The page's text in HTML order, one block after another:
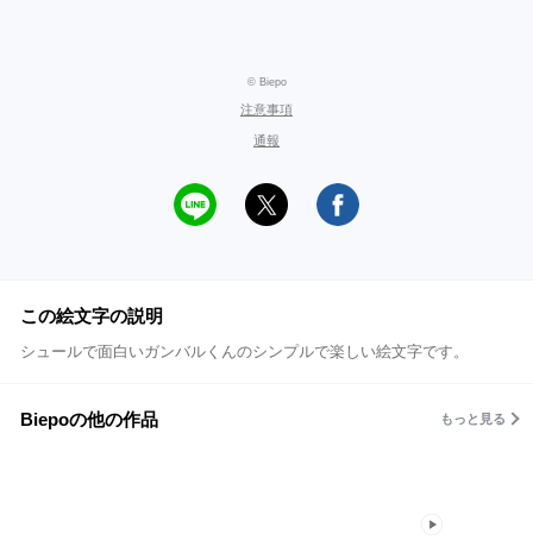
© Biepo
注意事項
通報
この絵文字の説明
シュールで面白いガンバルくんのシンプルで楽しい絵文字です。
Biepoの他の作品 もっと見る